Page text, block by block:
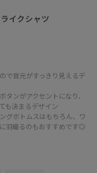
ので
いです！
イクシャツ
で首元がすっきり見えるデ
タンがアクセントになり、
も決まるデザイン
グボトムスはもちろん、ワ
羽織るのもおすすめです◎